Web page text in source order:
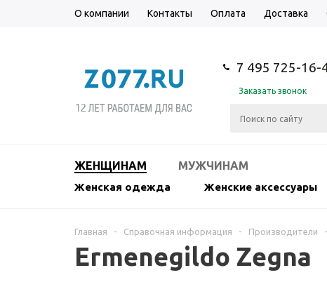
О компании Контакты Оплата Доставка
7 495 725-16-
Заказать звонок
ЖЕНЩИНАМ МУЖЧИНАМ
Женская одежда Женские аксессуары
Главная - Справочная информация - Производители -
Ermenegildo Zegna